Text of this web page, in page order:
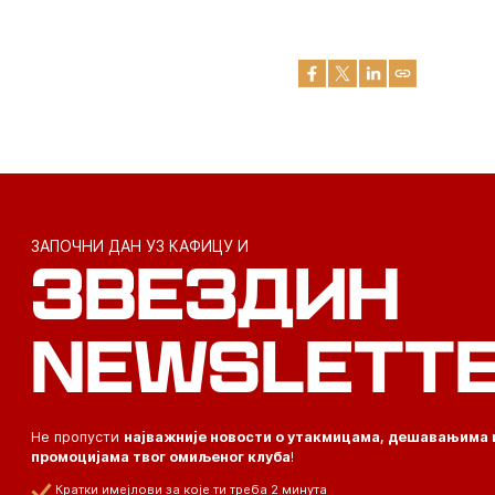
ЗАПОЧНИ ДАН УЗ КАФИЦУ И
ЗВЕЗДИН
Не пропусти најважније новости о утакмицама, дешавањима
промоцијама твог омиљеног клуба!
Кратки имејлови за које ти треба 2 минута